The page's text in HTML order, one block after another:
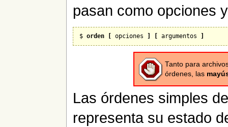
pasan como opciones
$ orden [ opciones argumentos
Tanto para
órdenes, las
Las órdenes simples
representa su estado